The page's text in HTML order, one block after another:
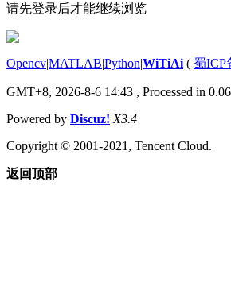
请先登录后才能继续浏览
Opencv|MATLAB|Python|WiTiAi ( 蜀ICP
GMT+8, 2026-8-6 14:43 , Processed in
Powered by Discuz! X3.4
Copyright © 2001-2021, Tencent Cloud.
返回顶部